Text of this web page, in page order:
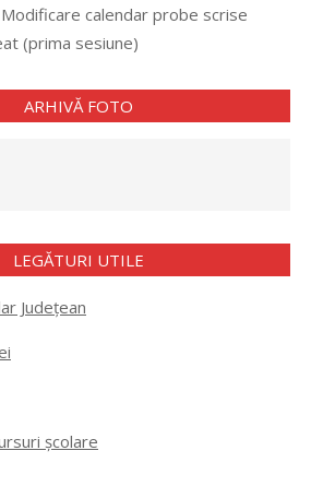
calendar probe scrise
(prima sesiune)
ARHIVĂ FOTO
LEGĂTURI UTILE
Județean
școlare